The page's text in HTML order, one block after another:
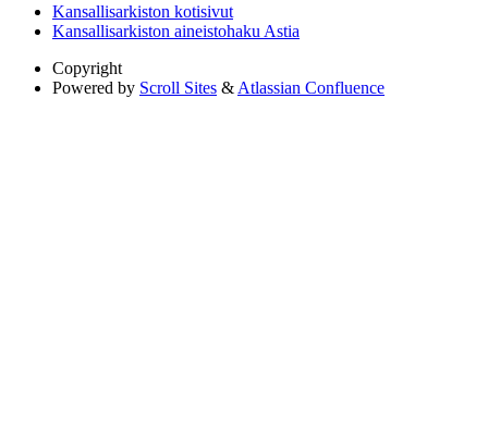
Kansallisarkiston kotisivut
Kansallisarkiston aineistohaku Astia
Copyright
Powered by Scroll Sites & Atlassian Confluence